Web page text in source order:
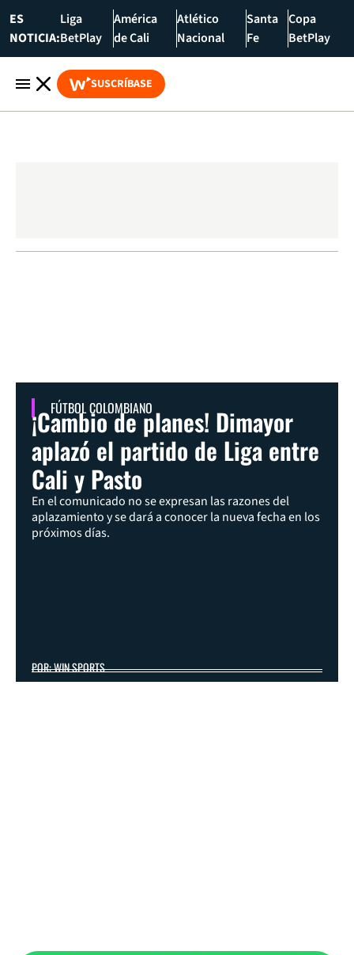
ES
NOTICIA:
Liga
BetPlay
América
de Cali
Atlético
Nacional
Santa
Fe
Copa
BetPlay
SUSCRÍBASE
FÚTBOL COLOMBIANO
¡Cambio de planes! Dimayor
aplazó el partido de Liga entre
Cali y Pasto
En el comunicado no se expresan las razones del
aplazamiento y se dará a conocer la nueva fecha en los
próximos días.
POR: WIN SPORTS